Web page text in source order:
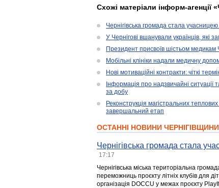
Схожі матеріали інформ-агенції
Чернігівська громада стала
У Чернігові вшанували українців, які
Президент присвоїв шістьом медикам
Мобільні клініки надали медичну
Нові мотиваційні контракти: чіткі
Інформація про надзвичайні ситуації
за добу
Реконструкція магістральних
завершальний етап
ОСТАННІ НОВИНИ ЧЕРНІГІВЩИНИ
Чернігівська громада стала
17:17
Чернігівська міська територіальна
переможниць проєкту літніх клубів для
організація DOCCU у межах проєкту